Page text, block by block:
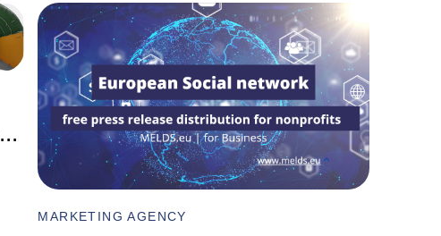
...
MARKETING AGENCY